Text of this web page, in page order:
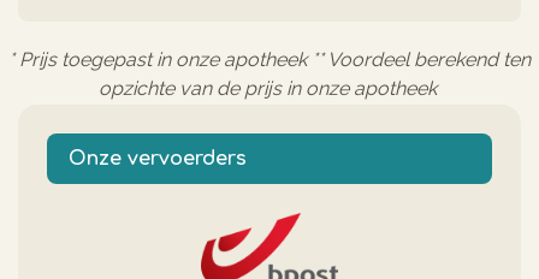
* Prijs toegepast in onze apotheek ** Voordeel berekend ten
opzichte van de prijs in onze apotheek
Onze vervoerders